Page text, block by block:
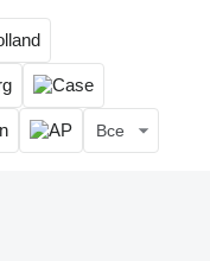
Все